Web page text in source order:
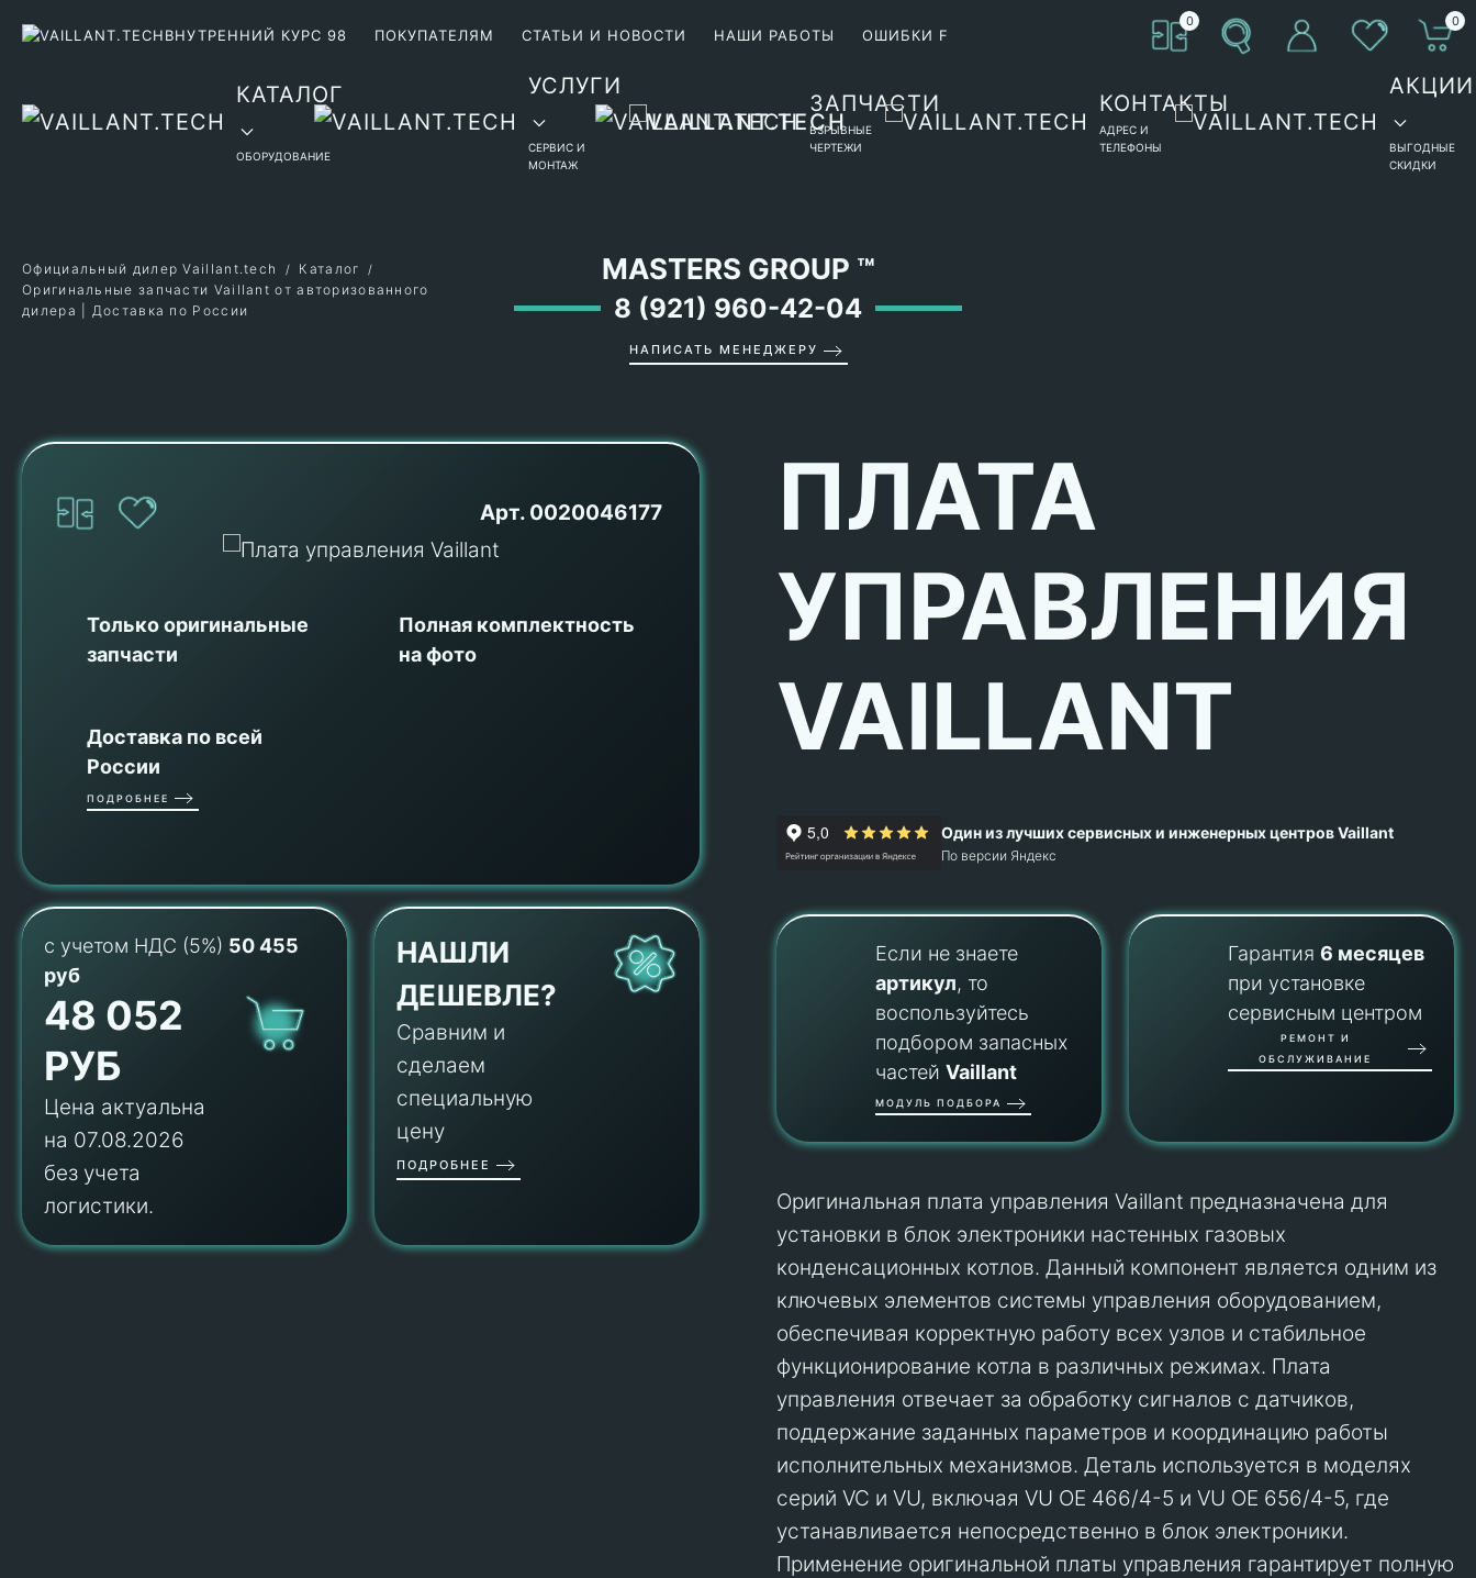
ВНУТРЕННИЙ КУРС 98 ПОКУПАТЕЛЯМ СТАТЬИ И НОВОСТИ НАШИ РАБОТЫ ОШИБКИ F
0 0
КАТАЛОГ
ОБОРУДОВАНИЕ
УСЛУГИ
СЕРВИС И
МОНТАЖ
ЗАПЧАСТИ
ВЗРЫВНЫЕ
ЧЕРТЕЖИ
КОНТАКТЫ
АДРЕС И
ТЕЛЕФОНЫ
АКЦИИ
ВЫГОДНЫЕ
СКИДКИ
MASTERS GROUP ™
8 (921) 960-42-04
НАПИСАТЬ МЕНЕДЖЕРУ
Официальный дилер Vaillant.tech
Каталог
Оригинальные запчасти Vaillant от авторизованного
дилера | Доставка по России
Арт. 0020046177
Только оригинальные
запчасти
Полная комплектность
на фото
Доставка по всей
России
ПОДРОБНЕЕ
с учетом НДС (5%) 50 455
руб
48 052
РУБ
Цена актуальна
на 07.08.2026
без учета
логистики.
НАШЛИ
ДЕШЕВЛЕ?
Сравним и
сделаем
специальную
цену
ПОДРОБНЕЕ
ПЛАТА
УПРАВЛЕНИЯ
VAILLANT
Один из лучших сервисных и инженерных центров Vaillant
По версии Яндекс
Если не знаете
артикул, то
воспользуйтесь
подбором запасных
частейVaillant
МОДУЛЬ ПОДБОРА
Гарантия6 месяцев
при установке
сервисным центром
РЕМОНТ И
ОБСЛУЖИВАНИЕ
Оригинальная плата управления Vaillant предназначена для
установки в блок электроники настенных газовых
конденсационных котлов. Данный компонент является одним из
ключевых элементов системы управления оборудованием,
обеспечивая корректную работу всех узлов и стабильное
функционирование котла в различных режимах. Плата
управления отвечает за обработку сигналов с датчиков,
поддержание заданных параметров и координацию работы
исполнительных механизмов. Деталь используется в моделях
серий VC и VU, включая VU OE 466/4-5 и VU OE 656/4-5, где
устанавливается непосредственно в блок электроники.
Применение оригинальной платы управления гарантирует полную